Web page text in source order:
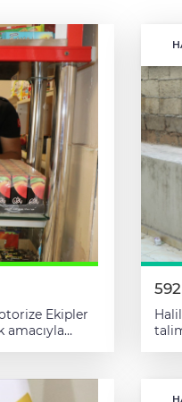
Ekipler
amacıyla
Kalbi”
kantinlerde